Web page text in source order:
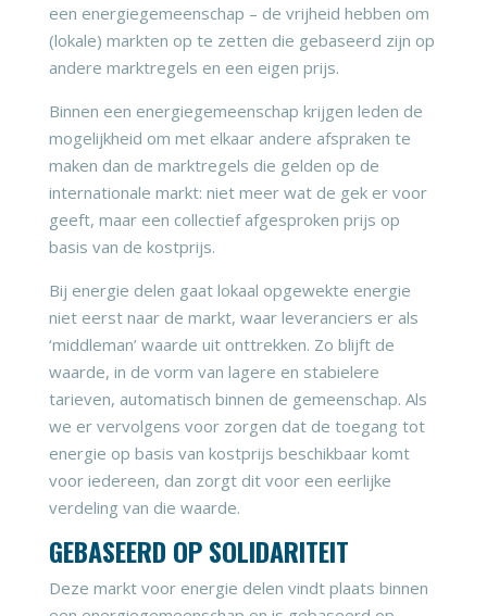
een energiegemeenschap – de vrijheid hebben om
(lokale) markten op te zetten die gebaseerd zijn op
andere marktregels en een eigen prijs.
Binnen een energiegemeenschap krijgen leden de
mogelijkheid om met elkaar andere afspraken te
maken dan de marktregels die gelden op de
internationale markt: niet meer wat de gek er voor
geeft, maar een collectief afgesproken prijs op
basis van de kostprijs.
Bij energie delen gaat lokaal opgewekte energie
niet eerst naar de markt, waar leveranciers er als
‘middleman’ waarde uit onttrekken. Zo blijft de
waarde, in de vorm van lagere en stabielere
tarieven, automatisch binnen de gemeenschap. Als
we er vervolgens voor zorgen dat de toegang tot
energie op basis van kostprijs beschikbaar komt
voor iedereen, dan zorgt dit voor een eerlijke
verdeling van die waarde.
GEBASEERD OP SOLIDARITEIT
Deze markt voor energie delen vindt plaats binnen